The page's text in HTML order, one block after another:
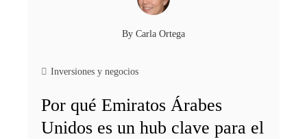
By Carla Ortega
Inversiones y negocios
Por qué Emiratos Árabes
Unidos es un hub clave para el